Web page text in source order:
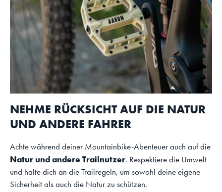
NEHME RÜCKSICHT AUF DIE NATUR
UND ANDERE FAHRER
Achte während deiner Mountainbike-Abenteuer auch auf die
Natur und andere Trailnutzer. Respektiere die Umwelt
und halte dich an die Trailregeln, um sowohl deine eigene
Sicherheit als auch die Natur zu schützen.